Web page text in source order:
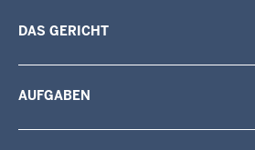
DAS GERICHT
AUFGABEN